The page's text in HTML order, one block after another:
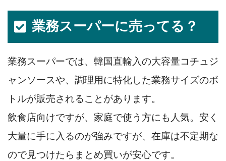
業務スーパーに売ってる？
業務スーパーでは、韓国直輸入の大容量コチュジ
ャンソースや、調理用に特化した業務サイズのボ
トルが販売されることがあります。
飲食店向けですが、家庭で使う方にも人気。安く
大量に手に入るのが強みですが、在庫は不定期な
ので見つけたらまとめ買いが安心です。